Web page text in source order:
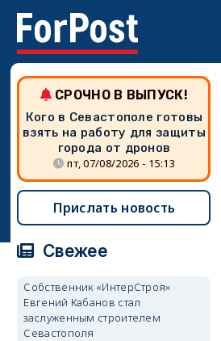
СРОЧНО В ВЫПУСК!
Кого в Севастополе готовы
взять на работу для защиты
города от дронов
пт, 07/08/2026 - 15:13
Прислать новость
Свежее
Собственник «ИнтерСтроя»
Евгений Кабанов стал
заслуженным строителем
Севастополя